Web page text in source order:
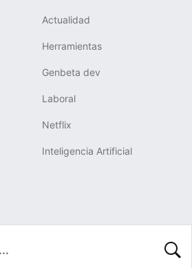
Actualidad
Herramientas
Genbeta dev
Laboral
Netflix
Inteligencia Artificial